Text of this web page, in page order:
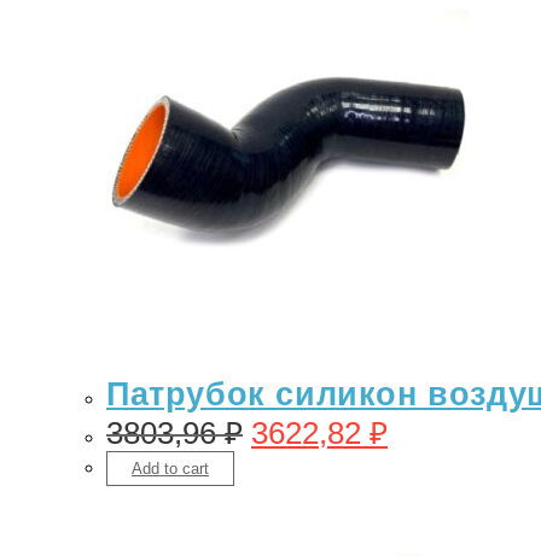
Патрубок силикон
3803,96₽ 3622,82 ₽
Add to cart